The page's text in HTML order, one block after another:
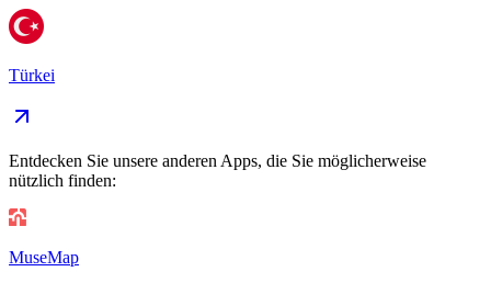
Türkei
Entdecken Sie unsere anderen Apps, die Sie möglicherweise
nützlich finden:
MuseMap